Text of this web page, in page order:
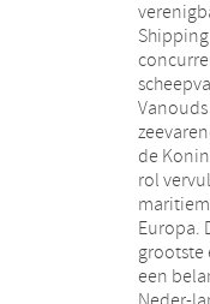
scheepvaartsector.
de
rol
Europa.
grootste
een
van
voornoemde
grenzen
ruimte
maken.
andere
hebben